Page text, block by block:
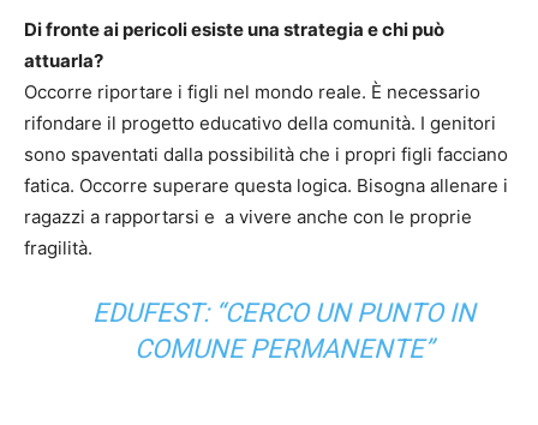
Di fronte ai pericoli esiste una strategia e chi può
attuarla?
Occorre riportare i figli nel mondo reale. È necessario
rifondare il progetto educativo della comunità. I genitori
sono spaventati dalla possibilità che i propri figli facciano
fatica. Occorre superare questa logica. Bisogna allenare i
ragazzi a rapportarsi e a vivere anche con le proprie
fragilità.
EDUFEST: “CERCO UN PUNTO IN
COMUNE PERMANENTE”